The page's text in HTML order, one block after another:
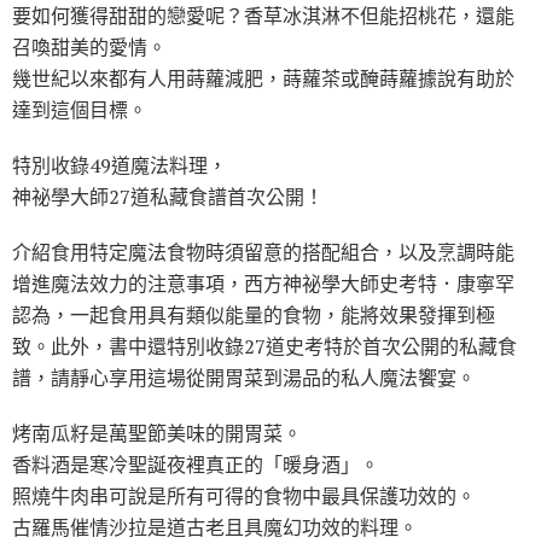
要如何獲得甜甜的戀愛呢？香草冰淇淋不但能招桃花，還能
召喚甜美的愛情。
幾世紀以來都有人用蒔蘿減肥，蒔蘿茶或醃蒔蘿據說有助於
達到這個目標。
特別收錄49道魔法料理，
神祕學大師27道私藏食譜首次公開！
介紹食用特定魔法食物時須留意的搭配組合，以及烹調時能
增進魔法效力的注意事項，西方神祕學大師史考特．康寧罕
認為，一起食用具有類似能量的食物，能將效果發揮到極
致。此外，書中還特別收錄27道史考特於首次公開的私藏食
譜，請靜心享用這場從開胃菜到湯品的私人魔法饗宴。
烤南瓜籽是萬聖節美味的開胃菜。
香料酒是寒冷聖誕夜裡真正的「暖身酒」。
照燒牛肉串可說是所有可得的食物中最具保護功效的。
古羅馬催情沙拉是道古老且具魔幻功效的料理。